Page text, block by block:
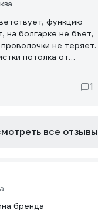
функцию
на болгарке не бъёт,
не теряет.
потолка от
1
все отзывы
бренда